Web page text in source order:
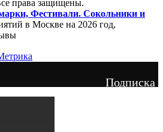
права защищены.
Фестивали. Сокольники и
в Москве на 2026 год,
Подписка